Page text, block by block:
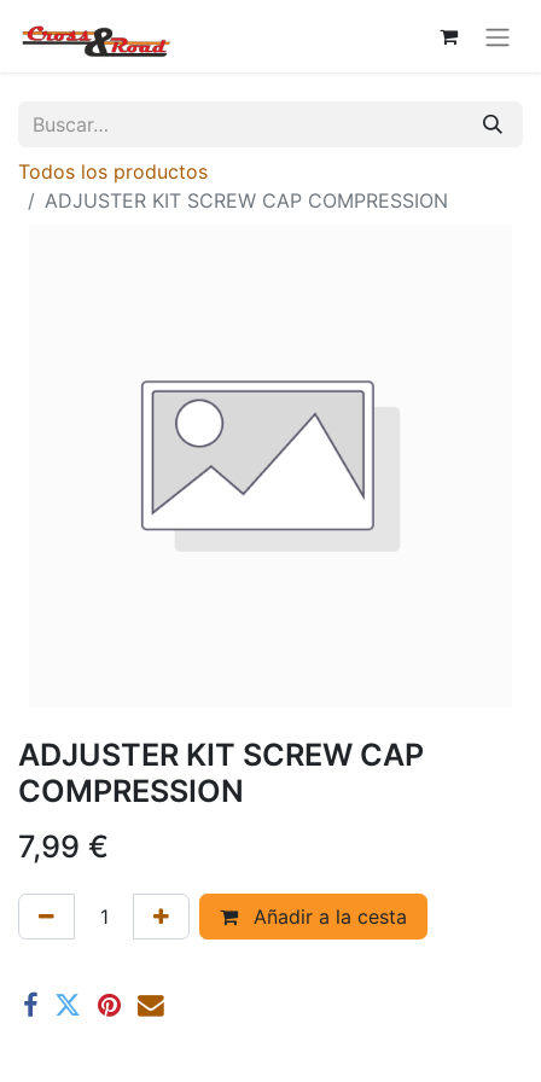
Todos los productos
ADJUSTER KIT SCREW CAP COMPRESSION
ADJUSTER KIT SCREW CAP
COMPRESSION
7,99 €
Añadir a la cesta